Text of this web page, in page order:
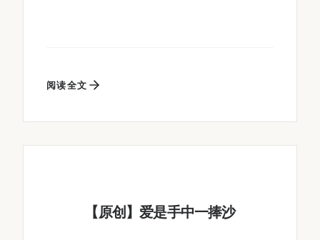
阅读全文
【原创】爱是手中一捧沙